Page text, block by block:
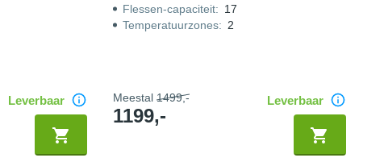
Leverbaar
Flessen-capaciteit: 17
Temperatuurzones: 2
Meestal1499,-
1199,-
Leverbaar